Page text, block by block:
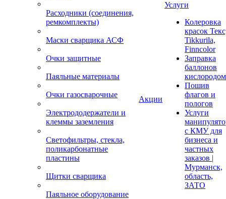
Расходники (соединения,
ремкомплекты)
Маски сварщика АСФ
Очки защитные
Паяльные материалы
Очки газосварочные
Электрододержатели и
клеммы заземления
Светофильтры, стекла,
поликарбонатные
пластины
Щитки сварщика
Паяльное оборудование
Акции
Услуги
Колеровка
красок
Tikkurila,
Finncolor
Заправка
баллонов
кислородом
Пошив
флагов и
пологов
Услуги
с КМУ для
бизнеса и
частных
заказов |
Мурманск,
область,
ЗАТО